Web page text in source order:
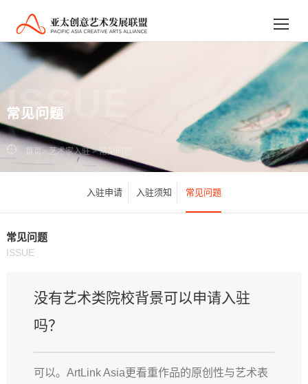
ISSUE
常见问题
首页>艺术家入驻>常见问题
入驻申请 入驻须知 常见问题
常见问题
ISSUE
没有艺术类院校背景可以申请入驻
吗？
可以。ArtLink Asia更看重作品的原创性与艺术表